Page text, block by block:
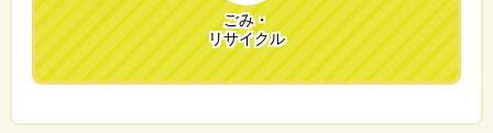
ごみ・
リサイクル